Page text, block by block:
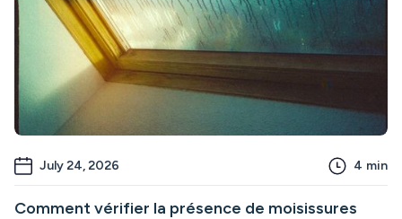
July 24, 2026 4 min
Comment vérifier la présence de moisissures